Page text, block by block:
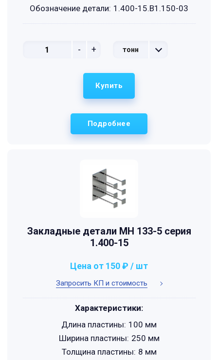
- + тонн
Обозначение детали: 1.400-15.B1.150-03
Подробнее
Купить
Закладные детали МН 133-5 серия
1.400-15
Запросить КП и стоимость
Цена от 150 ₽ / шт
Характеристики:
Длина пластины: 100 мм
Ширина пластины: 250 мм
Толщина пластины: 8 мм